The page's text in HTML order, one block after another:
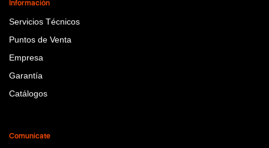
Información
Servicios Técnicos
Puntos de Venta
Empresa
Garantía
Catálogos
Comunicate